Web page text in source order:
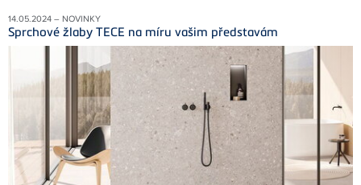
14.05.2024 – NOVINKY
Sprchové žlaby TECE na míru vašim představám